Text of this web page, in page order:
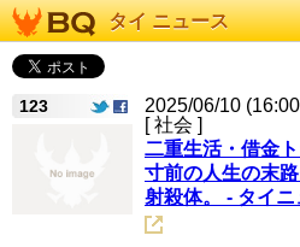
タイ ニュース
123
2025/06/10
[ 社会 ]
二重生活・借金
寸前の人生の末
射殺体。 - タイ